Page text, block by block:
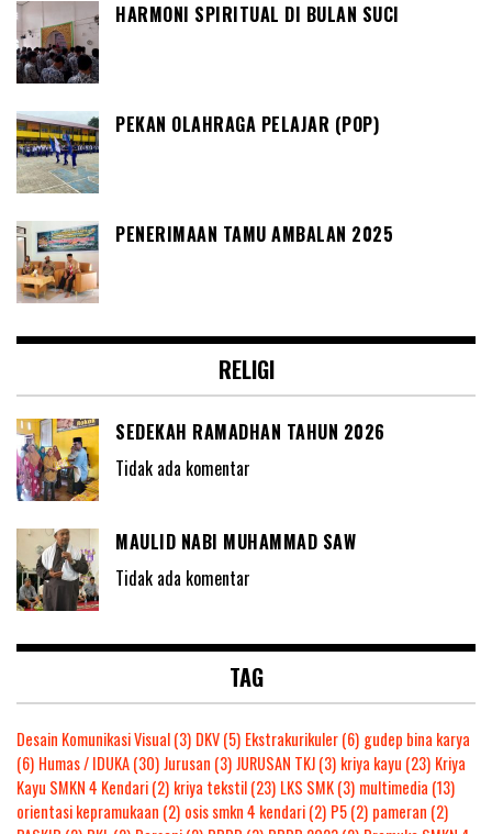
HARMONI SPIRITUAL DI BULAN SUCI
PEKAN OLAHRAGA PELAJAR (POP)
PENERIMAAN TAMU AMBALAN 2025
RELIGI
SEDEKAH RAMADHAN TAHUN 2026
Tidak ada komentar
MAULID NABI MUHAMMAD SAW
Tidak ada komentar
TAG
Desain Komunikasi Visual(3) DKV(5) Ekstrakurikuler(6) gudep bina karya
(6) Humas / IDUKA(30)Jurusan (3)JURUSAN TKJ(3) kriya kayu (23) Kriya
Kayu SMKN 4 Kendari(2) kriya tekstil(23) LKS SMK(3) multimedia (13)
orientasi kepramukaan (2) osis smkn 4 kendari(2) P5(2) pameran (2)